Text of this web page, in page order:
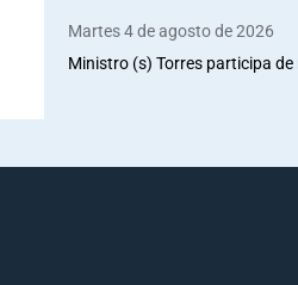
Martes 4 de agosto de 2026
Ministro (s) Torres participa